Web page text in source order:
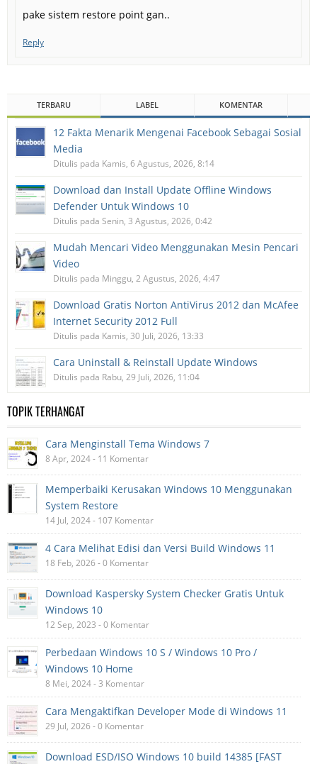
pake sistem restore point gan..
Reply
TERBARU LABEL KOMENTAR
12 Fakta Menarik Mengenai Facebook Sebagai Sosial
Media
Ditulis pada Kamis, 6 Agustus, 2026, 8:14
Download dan Install Update Offline Windows
Defender Untuk Windows 10
Ditulis pada Senin, 3 Agustus, 2026, 0:42
Mudah Mencari Video Menggunakan Mesin Pencari
Video
Ditulis pada Minggu, 2 Agustus, 2026, 4:47
Download Gratis Norton AntiVirus 2012 dan McAfee
Internet Security 2012 Full
Ditulis pada Kamis, 30 Juli, 2026, 13:33
Cara Uninstall & Reinstall Update Windows
Ditulis pada Rabu, 29 Juli, 2026, 11:04
TOPIK TERHANGAT
Cara Menginstall Tema Windows 7
8 Apr, 2024 - 11 Komentar
Memperbaiki Kerusakan Windows 10 Menggunakan
System Restore
14 Jul, 2024 - 107 Komentar
4 Cara Melihat Edisi dan Versi Build Windows 11
18 Feb, 2026 - 0 Komentar
Download Kaspersky System Checker Gratis Untuk
Windows 10
12 Sep, 2023 - 0 Komentar
Perbedaan Windows 10 S / Windows 10 Pro /
Windows 10 Home
8 Mei, 2024 - 3 Komentar
Cara Mengaktifkan Developer Mode di Windows 11
29 Jul, 2026 - 0 Komentar
Download ESD/ISO Windows 10 build 14385 [FAST